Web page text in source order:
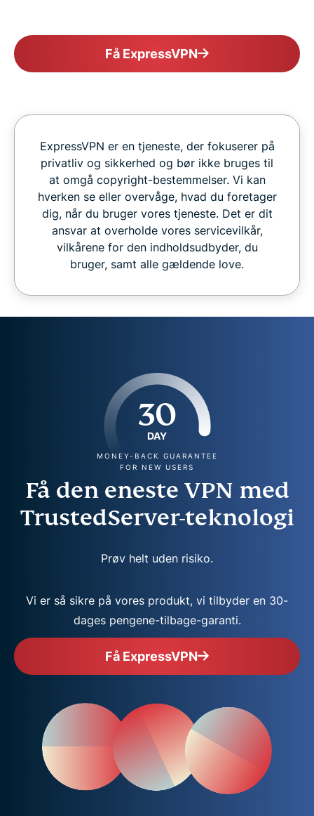
Få ExpressVPN
ExpressVPN er en tjeneste, der fokuserer på
privatliv og sikkerhed og bør ikke bruges til
at omgå copyright-bestemmelser. Vi kan
hverken se eller overvåge, hvad du foretager
dig, når du bruger vores tjeneste. Det er dit
ansvar at overholde vores servicevilkår,
vilkårene for den indholdsudbyder, du
bruger, samt alle gældende love.
30
DAY
MONEY-BACK GUARANTEE
FOR NEW USERS
Få den eneste VPN med
TrustedServer-teknologi
Prøv helt uden risiko.
Vi er så sikre på vores produkt, vi tilbyder en 30-
dages pengene-tilbage-garanti.
Få ExpressVPN